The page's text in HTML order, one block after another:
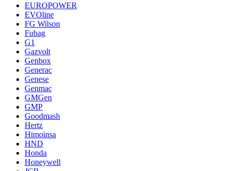
EUROPOWER
EVOline
FG Wilson
Fubag
G1
Gazvolt
Genbox
Generac
Genese
Genmac
GMGen
GMP
Goodmash
Hertz
Himoinsa
HND
Honda
Honeywell